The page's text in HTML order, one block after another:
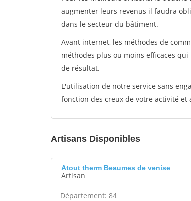
augmenter leurs revenus il faudra
dans le secteur du bâtiment.
Avant internet, les méthodes de
méthodes plus ou moins efficaces
de résultat.
L'utilisation de notre service sans
fonction des creux de votre activité
Artisans Disponibles
Atout therm Beaumes de venise
Artisan
Département: 84